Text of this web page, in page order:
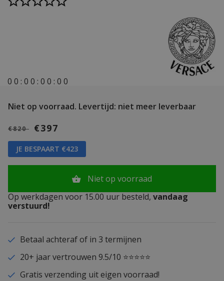
0 0 : 0 0 : 0 0 : 0 0
Niet op voorraad. Levertijd: niet meer leverbaar
€820 €397
JE BESPAART €423
Niet op voorraad
Op werkdagen voor 15.00 uur besteld, vandaag
verstuurd!
Betaal achteraf of in 3 termijnen
20+ jaar vertrouwen 9.5/10 ⭐⭐⭐⭐⭐
Gratis verzending uit eigen voorraad!